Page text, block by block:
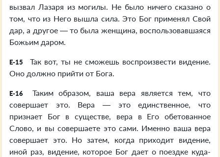
вызвал Лазаря из могилы. Не было ничего сказано о
том, что из Него вышла сила. Это Бог применял Свой
дар, а другое — то была женщина, воспользовавшаяся
Божьим даром.
E-15
Так вот, ты не сможешь воспроизвести видение.
Оно должно прийти от Бога.
E-16
Таким образом, ваша вера является тем, что
совершает это. Вера — это единственное, что
признает Бог в существе, вера в Его обетованное
Слово, и вы совершаете это сами. Именно ваша вера
совершает это. Но затем, когда приходит видение,
иной раз, видение, которое Бог дает о поездке куда-